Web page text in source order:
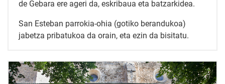
de Gebara ere ageri da, eskribaua eta batzarkidea.
San Esteban parrokia-ohia (gotiko berandukoa)
jabetza pribatukoa da orain, eta ezin da bisitatu.